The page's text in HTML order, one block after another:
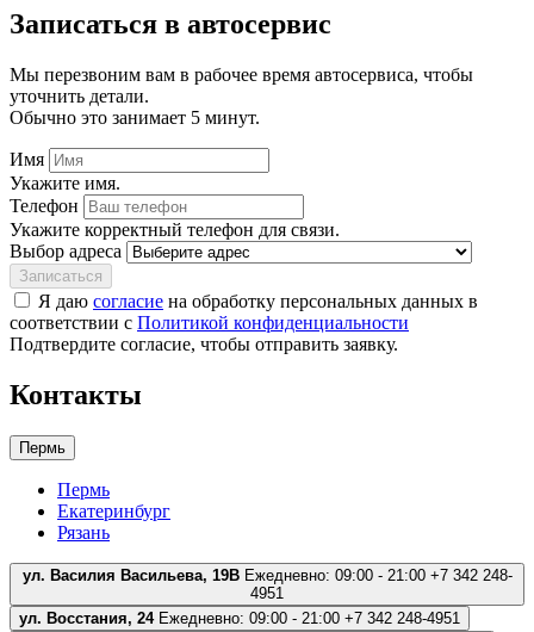
Записаться в автосервис
Мы перезвоним вам в рабочее время автосервиса, чтобы
уточнить детали.
Обычно это занимает 5 минут.
Имя
Укажите имя.
Телефон
Укажите корректный телефон для связи.
Выбор адреса
Записаться
Я даю согласие на обработку персональных данных в
соответствии с Политикой конфиденциальности
Подтвердите согласие, чтобы отправить заявку.
Контакты
Пермь
Пермь
Екатеринбург
Рязань
ул. Василия Васильева, 19ВЕжедневно: 09:00 - 21:00+7 342 248-
4951
ул. Восстания, 24Ежедневно: 09:00 - 21:00 +7 342 248-4951